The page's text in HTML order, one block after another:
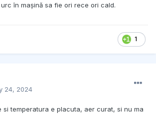
în mașină sa fie ori rece ori cald.
1
24, 2024
si temperatura e placuta, aer curat, si nu ma